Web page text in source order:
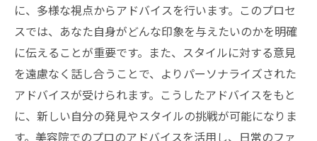
に、多様な視点からアドバイスを行います。このプロセ
スでは、あなた自身がどんな印象を与えたいのかを明確
に伝えることが重要です。また、スタイルに対する意見
を遠慮なく話し合うことで、よりパーソナライズされた
アドバイスが受けられます。こうしたアドバイスをもと
に、新しい自分の発見やスタイルの挑戦が可能になりま
す。美容院でのプロのアドバイスを活用し、日常のファ